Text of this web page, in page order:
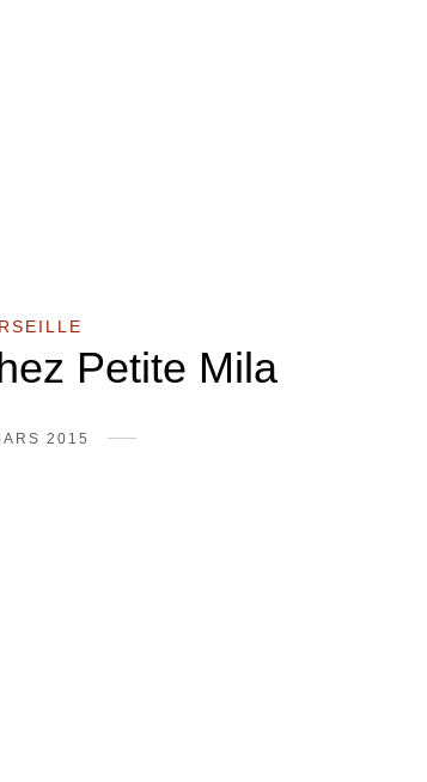
Petite Mila
2015